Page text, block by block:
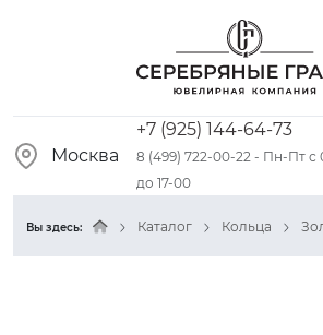
Москва
+7 (925) 144-64-73
8 (499) 722-00-22 - Пн-Пт с
до 17-00
Вы здесь: Каталог Кольца